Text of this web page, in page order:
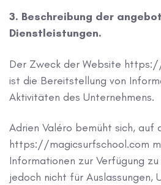
3. Beschreibung der
Dienstleistungen.
Der Zweck der Website
ist die Bereitstellung von
Aktivitäten des Unternehmens.
Adrien Valéro bemüht sich, auf
https://magicsurfschool.com
Informationen zur Verfügung
jedoch nicht für Auslassungen,